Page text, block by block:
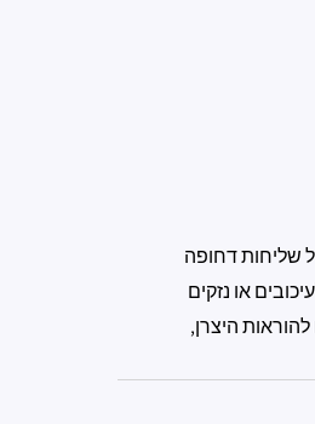
שליחות דחופה
או נזקים
היצרן,